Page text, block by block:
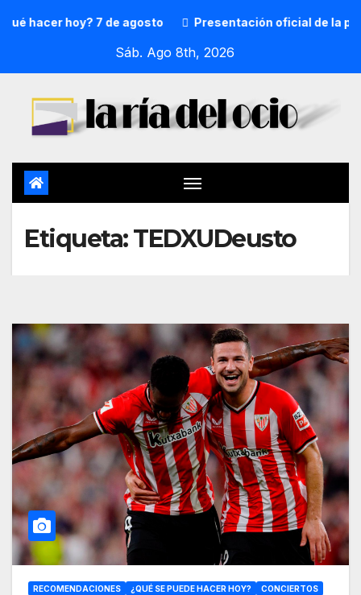
hacer hoy? 7 de agosto Presentación oficial de la
Sáb. Ago 8th, 2026
Etiqueta:TEDXUDeusto
RECOMENDACIONES ¿QUÉ SE PUEDE HACER HOY?
CONCIERTOS